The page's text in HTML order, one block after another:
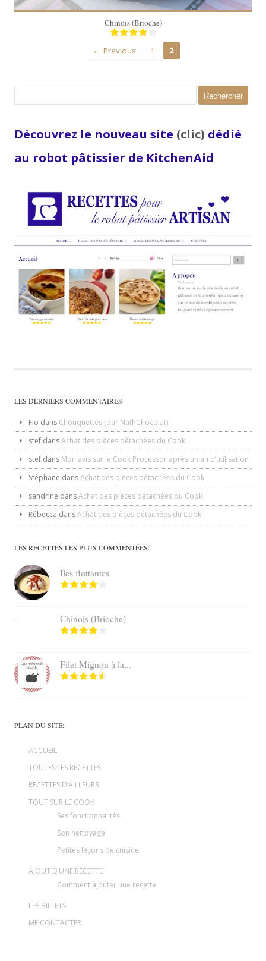
Chinois (Brioche)
← Previous 1 2
Découvrez le nouveau site (clic) dédié
au robot pâtissier de KitchenAid
LES DERNIERS COMMENTAIRES
Flo dans Chouquettes (par NathChocolat)
stef dansAchat des pièces détachées du Cook
stef dans Mon avis sur le Cook Processor après un an d’utilisation
Stéphane dansAchat des pièces détachées du Cook
sandrine dansAchat des pièces détachées du Cook
Rébecca dansAchat des pièces détachées du Cook
LES RECETTES LES PLUS COMMENTÉES:
Iles flottantes
Chinois (Brioche)
Filet Mignon à la...
PLAN DU SITE:
ACCUEIL
TOUTES LES RECETTES
RECETTES D’AILLEURS
TOUT SUR LE COOK
Ses fonctionnalités
Son nettoyage
Petites leçons de cuisine
AJOUT D’UNE RECETTE
Comment ajouter une recette
LES BILLETS
ME CONTACTER